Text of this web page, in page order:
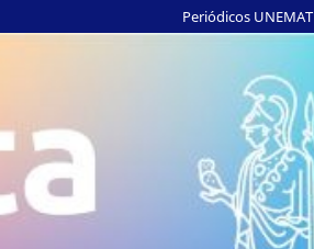
Periódicos UNEMAT